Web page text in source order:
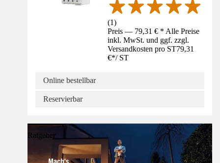
(1)
Preis — 79,31 € * Alle Preise
inkl. MwSt. und ggf. zzgl.
Versandkosten pro ST79,31
€*/ ST
Online bestellbar
Reservierbar
Ratgeber